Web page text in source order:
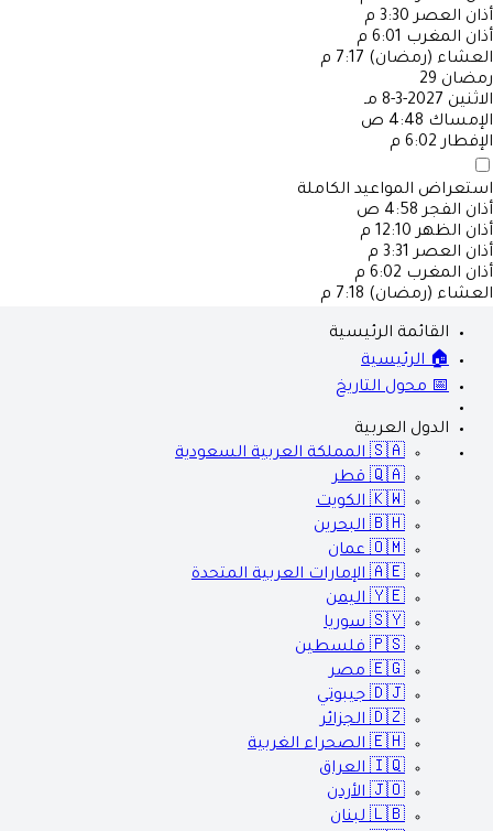
أذان العصر 3:30 م
أذان المغرب 6:01 م
العشاء (رمضان) 7:17 م
رمضان 29
الاثنين 2027-3-8 مـ
الإمساك 4:48 ص
الإفطار 6:02 م
استعراض المواعيد الكاملة
أذان الفجر 4:58 ص
أذان الظهر 12:10 م
أذان العصر 3:31 م
أذان المغرب 6:02 م
العشاء (رمضان) 7:18 م
القائمة الرئيسية
🏠 الرئيسية
📅 محول التاريخ
الدول العربية
🇸🇦 المملكة العربية السعودية
🇶🇦 قطر
🇰🇼 الكويت
🇧🇭 البحرين
🇴🇲 عمان
🇦🇪 الإمارات العربية المتحدة
🇾🇪 اليمن
🇸🇾 سوريا
🇵🇸 فلسطين
🇪🇬 مصر
🇩🇯 جيبوتي
🇩🇿 الجزائر
🇪🇭 الصحراء الغربية
🇮🇶 العراق
🇯🇴 الأردن
🇱🇧 لبنان